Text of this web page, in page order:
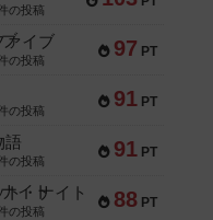
の投稿
97 PT
ァイブ
の投稿
91 PT
の投稿
91 PT
語
の投稿
88 PT
・ナイト
の投稿